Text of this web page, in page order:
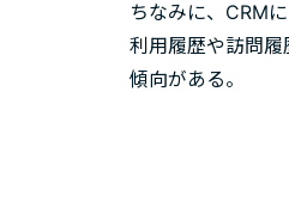
ちなみに、CRM
利用履歴や訪問
傾向がある。